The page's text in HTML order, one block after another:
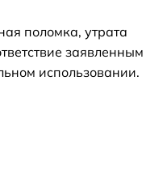
поломка, утрата
заявленным
использовании.